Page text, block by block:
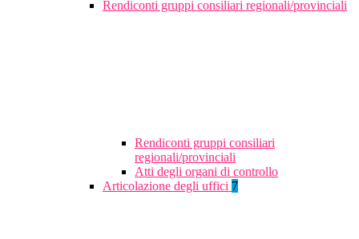
Rendiconti gruppi consiliari regionali/provinciali
Rendiconti gruppi consiliari
regionali/provinciali
Atti degli organi di controllo
Articolazione degli uffici 7